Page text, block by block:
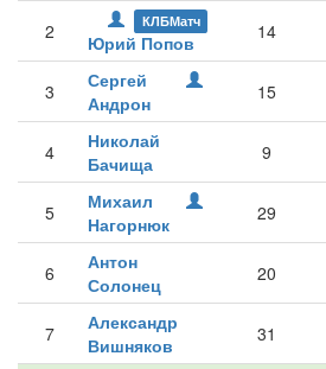
2 КЛБМатч
Юрий Попов 14
3
Сергей
Андрон
15
4
Николай
Бачища
9
5
Михаил
Нагорнюк
29
6
Антон
Солонец
20
7
Александр
Вишняков
31